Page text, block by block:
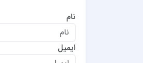
نام
ایمیل